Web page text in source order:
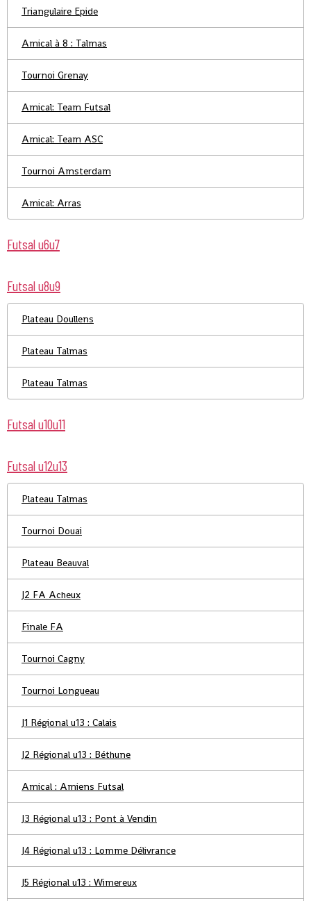
Triangulaire Epide
Amical à 8 : Talmas
Tournoi Grenay
Amical: Team Futsal
Amical: Team ASC
Tournoi Amsterdam
Amical: Arras
Futsal u6u7
Futsal u8u9
Plateau Doullens
Plateau Talmas
Plateau Talmas
Futsal u10u11
Futsal u12u13
Plateau Talmas
Tournoi Douai
Plateau Beauval
J2 FA Acheux
Finale FA
Tournoi Cagny
Tournoi Longueau
J1 Régional u13 : Calais
J2 Régional u13 : Béthune
Amical : Amiens Futsal
J3 Régional u13 : Pont à Vendin
J4 Régional u13 : Lomme Délivrance
J5 Régional u13 : Wimereux